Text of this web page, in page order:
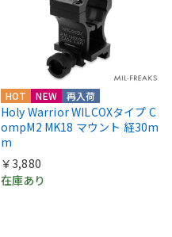
HOT NEW 再入荷
Holy Warrior WILCOXタイプ C
ompM2 MK18 マウント 経30m
m
￥3,880
在庫あり